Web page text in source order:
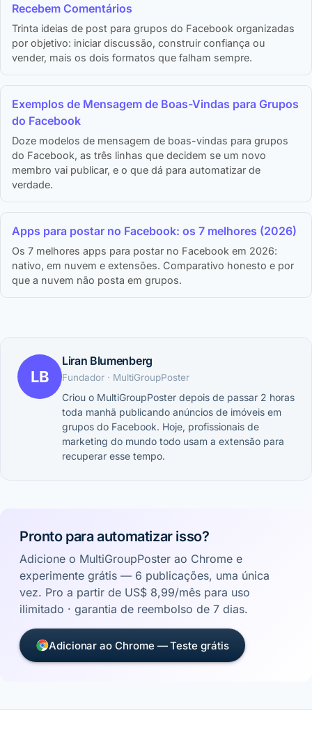
Recebem Comentários
Trinta ideias de post para grupos do Facebook organizadas
por objetivo: iniciar discussão, construir confiança ou
vender, mais os dois formatos que falham sempre.
Exemplos de Mensagem de Boas-Vindas para Grupos
do Facebook
Doze modelos de mensagem de boas-vindas para grupos
do Facebook, as três linhas que decidem se um novo
membro vai publicar, e o que dá para automatizar de
verdade.
Apps para postar no Facebook: os 7 melhores (2026)
Os 7 melhores apps para postar no Facebook em 2026:
nativo, em nuvem e extensões. Comparativo honesto e por
que a nuvem não posta em grupos.
LB
Liran Blumenberg
Fundador · MultiGroupPoster
Criou o MultiGroupPoster depois de passar 2 horas
toda manhã publicando anúncios de imóveis em
grupos do Facebook. Hoje, profissionais de
marketing do mundo todo usam a extensão para
recuperar esse tempo.
Pronto para automatizar isso?
Adicione o MultiGroupPoster ao Chrome e
experimente grátis — 6 publicações, uma única
vez. Pro a partir de US$ 8,99/mês para uso
ilimitado · garantia de reembolso de 7 dias.
Adicionar ao Chrome — Teste grátis